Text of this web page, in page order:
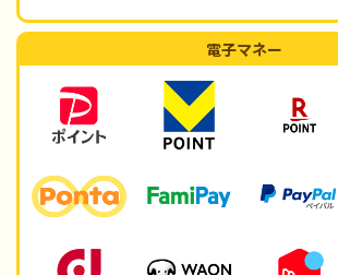
電子マネー